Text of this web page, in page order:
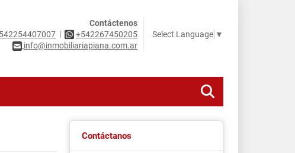
Contáctenos
|
+542267450205
info@inmobiliariapiana.com.ar
Select Language ▼
Contáctanos